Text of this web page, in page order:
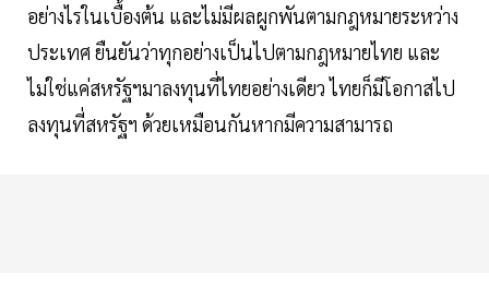
อย่างไรในเบื้องต้น และไม่มีผลผูกพันตามกฎหมายระหว่าง
ประเทศ ยืนยันว่าทุกอย่างเป็นไปตามกฎหมายไทย และ
ไม่ใช่แค่สหรัฐฯมาลงทุนที่ไทยอย่างเดียว ไทยก็มีโอกาสไป
ลงทุนที่สหรัฐฯ ด้วยเหมือนกันหากมีความสามารถ